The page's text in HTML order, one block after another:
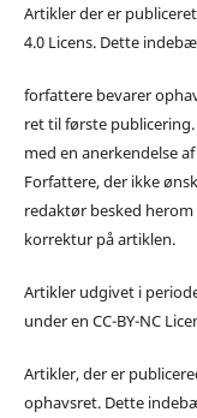
Artikler der er
4.0 Licens. Dette
forfattere bevarer
ret til første
med en anerkendelse
Forfattere, der ikke
redaktør besked
korrektur på artiklen.
Artikler udgivet i
under en CC-BY-NC
Artikler, der er
ophavsret. Dette